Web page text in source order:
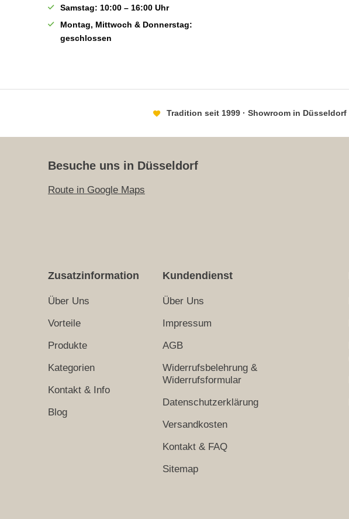
Samstag: 10:00 – 16:00 Uhr
Montag, Mittwoch & Donnerstag:
geschlossen
Tradition seit 1999 · Showroom in Düsseldorf
Besuche uns in Düsseldorf
Route in Google Maps
Zusatzinformation
Über Uns
Vorteile
Produkte
Kategorien
Kontakt & Info
Blog
Kundendienst
Über Uns
Impressum
AGB
Widerrufsbelehrung &
Widerrufsformular
Datenschutzerklärung
Versandkosten
Kontakt & FAQ
Sitemap